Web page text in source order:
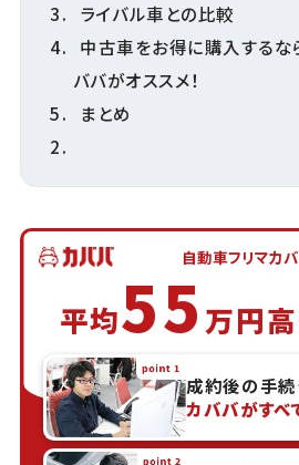
ライバル車との比較
中古車をお得に購入するな
ババがオススメ！
まとめ
自動車フリマカ
平均55 万円
成約後の手続
カババがすべ